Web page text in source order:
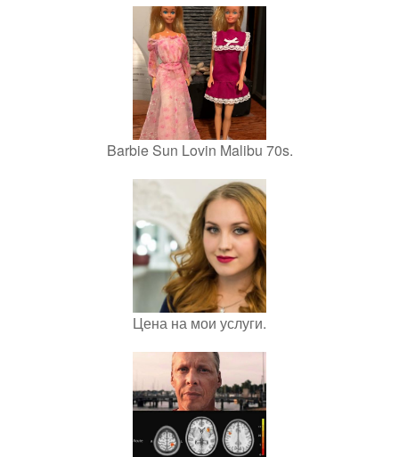
Barbie Sun Lovin Malibu 70s.
Цена на мои услуги.